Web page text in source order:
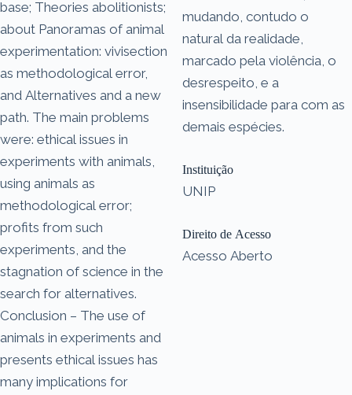
base; Theories abolitionists;
about Panoramas of animal
experimentation: vivisection
as methodological error,
and Alternatives and a new
path. The main problems
were: ethical issues in
experiments with animals,
using animals as
methodological error;
profits from such
experiments, and the
stagnation of science in the
search for alternatives.
Conclusion – The use of
animals in experiments and
presents ethical issues has
many implications for
mudando, contudo o
natural da realidade,
marcado pela violência, o
desrespeito, e a
insensibilidade para com as
demais espécies.
Instituição
UNIP
Direito de Acesso
Acesso Aberto